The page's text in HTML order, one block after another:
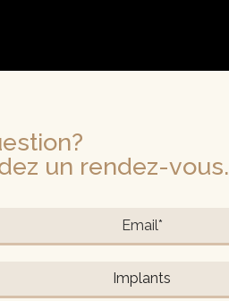
un rendez-vous.